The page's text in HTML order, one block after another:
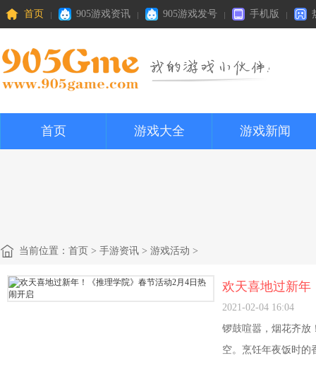
首页 905游戏资讯 905游戏发号 手机版
首页 游戏大全 游戏新闻
当前位置： 首页 > 手游资讯 > 游戏活动 >
欢天喜地过新年
2021-02-04 16:04
锣鼓喧嚣，烟花齐放
空。烹饪年夜饭时的